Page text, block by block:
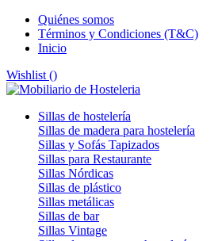
Quiénes somos
Términos y Condiciones (T&C)
Inicio
Wishlist ()
Sillas de hostelería
Sillas de madera para hostelería
Sillas y Sofás Tapizados
Sillas para Restaurante
Sillas Nórdicas
Sillas de plástico
Sillas metálicas
Sillas de bar
Sillas Vintage